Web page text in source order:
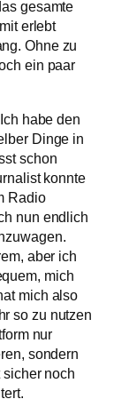
gesamte
erlebt
Ohne zu
ein paar
habe den
Dinge in
schon
konnte
Radio
nun endlich
aber ich
mich
mich also
so zu nutzen
nur
sondern
noch